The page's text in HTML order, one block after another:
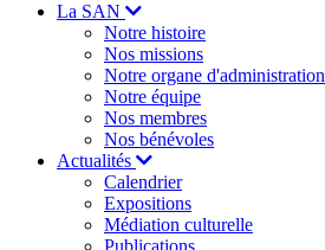
La SAN
Notre histoire
Nos missions
Notre organe d'administration
Notre équipe
Nos membres
Nos bénévoles
Actualités
Calendrier
Expositions
Médiation culturelle
Publications